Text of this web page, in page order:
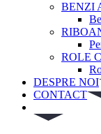
BENZI
ROLE
DESPRE NOI
CONTACT